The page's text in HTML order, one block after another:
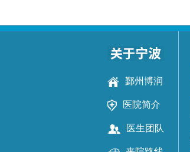
鄞州博润
医院简介
医生团队